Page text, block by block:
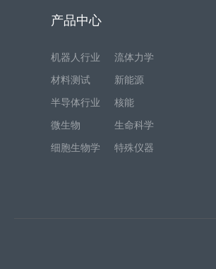
产品中心
机器人行业
流体力学
材料测试
新能源
半导体行业
核能
微生物
生命科学
细胞生物学
特殊仪器